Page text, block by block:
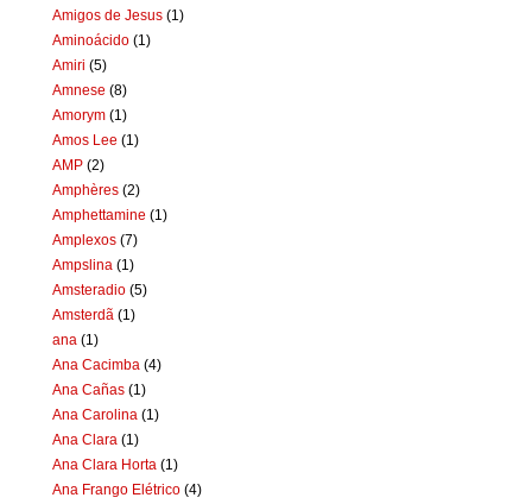
Amigos de Jesus (1)
Aminoácido (1)
Amiri (5)
Amnese (8)
Amorym (1)
Amos Lee (1)
AMP (2)
Amphères (2)
Amphettamine (1)
Amplexos (7)
Ampslina (1)
Amsteradio (5)
Amsterdã (1)
ana (1)
Ana Cacimba (4)
Ana Cañas (1)
Ana Carolina (1)
Ana Clara (1)
Ana Clara Horta (1)
Ana Frango Elétrico (4)